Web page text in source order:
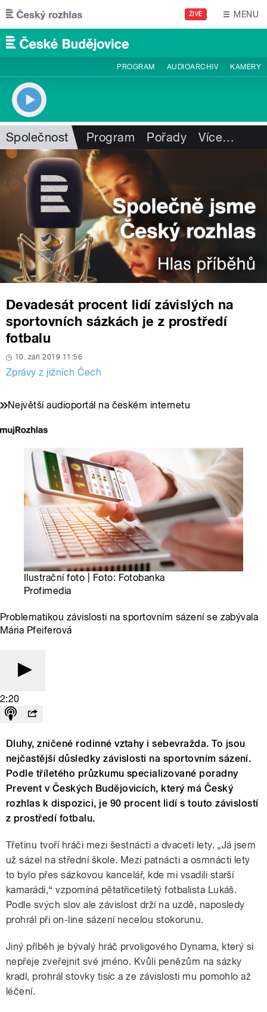
Přejít k hlavnímu obsahu
ŽIVĚ MENU
PROGRAM AUDIOARCHIV KAMERY
Společnost Program Pořady Více…
Devadesát procent lidí závislých na
sportovních sázkách je z prostředí
fotbalu
10. září 2019 11:56
Zprávy z jižních Čech
Největší audioportál na českém internetu
Ilustrační foto | Foto: Fotobanka
Profimedia
Problematikou závislosti na sportovním sázení se zabývala
Mária Pfeiferová
2:20
Dluhy, zničené rodinné vztahy i sebevražda. To jsou
nejčastější důsledky závislosti na sportovním sázení.
Podle tříletého průzkumu specializované poradny
Prevent v Českých Budějovicích, který má Český
rozhlas k dispozici, je 90 procent lidí s touto závislostí
z prostředí fotbalu.
Třetinu tvoří hráči mezi šestnácti a dvaceti lety. „Já jsem
už sázel na střední škole. Mezi patnácti a osmnácti lety
to bylo přes sázkovou kancelář, kde mi vsadili starší
kamarádi,“ vzpomíná pětatřicetiletý fotbalista Lukáš.
Podle svých slov ale závislost drží na uzdě, naposledy
prohrál při on-line sázení necelou stokorunu.
Jiný příběh je bývalý hráč prvoligového Dynama, který si
nepřeje zveřejnit své jméno. Kvůli penězům na sázky
kradl, prohrál stovky tisíc a ze závislosti mu pomohlo až
léčení.